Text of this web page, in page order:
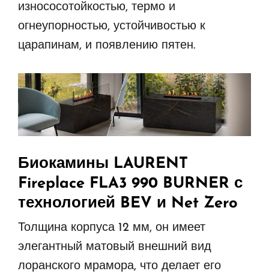
износосотойкостью, термо и
огнеупорностью, устойчивостью к
царапинам, и появлению пятен.
Биокамины LAURENT
Fireplace FLA3 990 BURNER с
технологией BEV и Net Zero
Толщина корпуса 12 мм, он имеет
элегантный матовый внешний вид
лоранского мрамора, что делает его